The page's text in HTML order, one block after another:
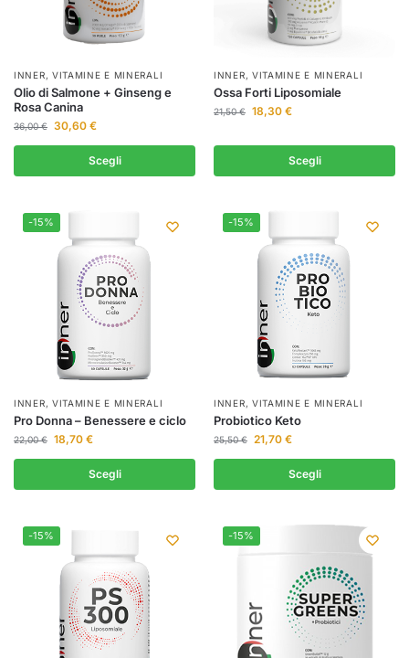
INNER, VITAMINE E MINERALI
Olio di Salmone + Ginseng e
Rosa Canina
36,00€ 30,60 €
Scegli
INNER, VITAMINE E MINERALI
Ossa Forti Liposomiale
21,50€ 18,30 €
Scegli
-15%
INNER, VITAMINE E MINERALI
Pro Donna – Benessere e ciclo
22,00€ 18,70 €
Scegli
-15%
INNER, VITAMINE E MINERALI
Probiotico Keto
25,50€ 21,70 €
Scegli
-15% -15%